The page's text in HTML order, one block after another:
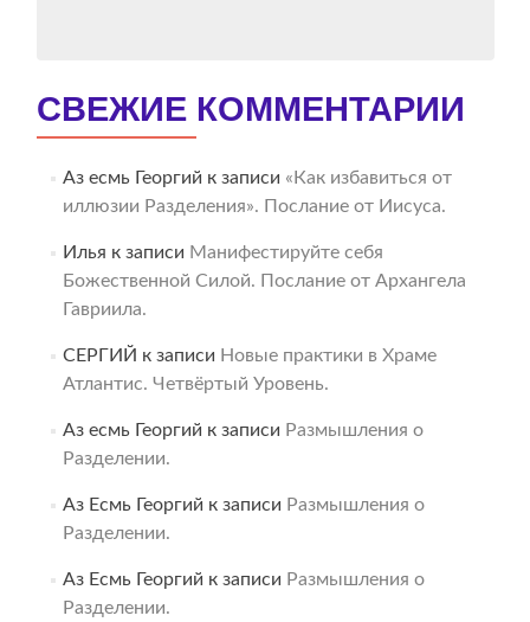
СВЕЖИЕ КОММЕНТАРИИ
Аз есмь Георгий к записи «Как избавиться от
иллюзии Разделения». Послание от Иисуса.
Илья к записи Манифестируйте себя
Божественной Силой. Послание от Архангела
Гавриила.
СЕРГИЙ к записи Новые практики в Храме
Атлантис. Четвёртый Уровень.
Аз есмь Георгий к записи Размышления о
Разделении.
Аз Есмь Георгий к записи Размышления о
Разделении.
Аз Есмь Георгий к записи Размышления о
Разделении.